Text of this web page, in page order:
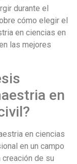
durante el
cómo elegir el
en ciencias en
las mejores
en
en ciencias
en un campo
de su